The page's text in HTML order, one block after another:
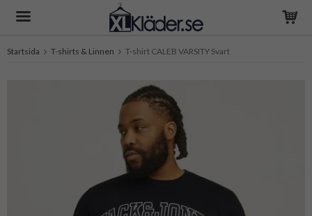
Startsida T-shirts & Linnen T-shirt CALEB VARSITY Svart